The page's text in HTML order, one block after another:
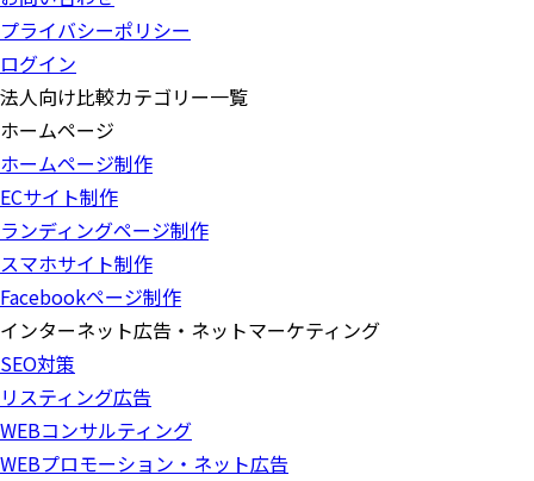
プライバシーポリシー
ログイン
法人向け比較カテゴリー一覧
ホームページ
ホームページ制作
ECサイト制作
ランディングページ制作
スマホサイト制作
Facebookページ制作
インターネット広告・ネットマーケティング
SEO対策
リスティング広告
WEBコンサルティング
WEBプロモーション・ネット広告